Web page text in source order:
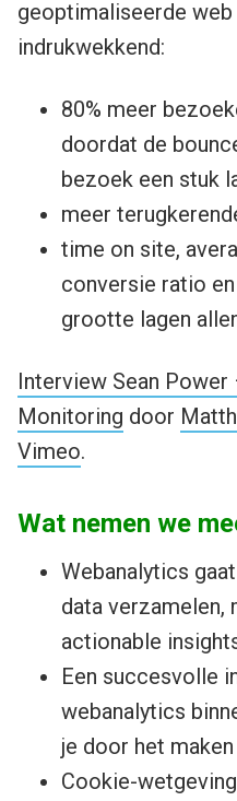
geoptimaliseerde
indrukwekkend:
80% meer
doordat de
bezoek een stuk
meer
time on site,
conversie ratio
grootte lagen
Interview Sean
Monitoring door
Vimeo.
Wat nemen we
Webanalytics
data verzamelen,
actionable
Een succesvolle
webanalytics
je door het
Cookie-